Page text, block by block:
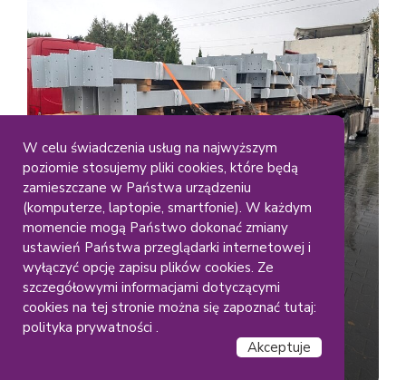
Duze Elementy
Gabaryty
Lakiernia Koczargi
Malowanie dużych
konstrukcji stalowych – RAL
(9006)
W celu świadczenia usług na najwyższym
poziomie stosujemy pliki cookies, które będą
zamieszczane w Państwa urządzeniu
(komputerze, laptopie, smartfonie). W każdym
momencie mogą Państwo dokonać zmiany
ustawień Państwa przeglądarki internetowej i
wyłączyć opcję zapisu plików cookies. Ze
szczegółowymi informacjami dotyczącymi
cookies na tej stronie można się zapoznać tutaj:
polityka prywatności .
Akceptuje